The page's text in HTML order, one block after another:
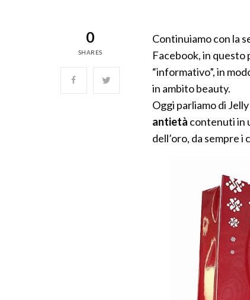
0
SHARES
Continuiamo con la
Facebook, in
“informativo”, in
in ambito beauty.
Oggi parliamo di
antietà contenuti in
dell’oro, da sempre